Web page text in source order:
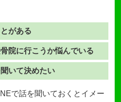
がある
院に行こうか悩んでいる
いて決めたい
で話を聞いておくとイメー